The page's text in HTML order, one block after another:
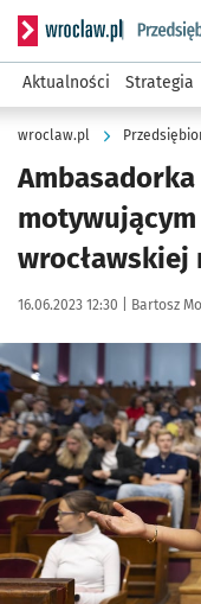
Serwis informacyjny
Aktualności Strategia
wroclaw.pl
wrocławskiej
Data publikacji:
16.06.2023 12:30 | Autor:
Bartosz
Kliknij, aby zobaczyć